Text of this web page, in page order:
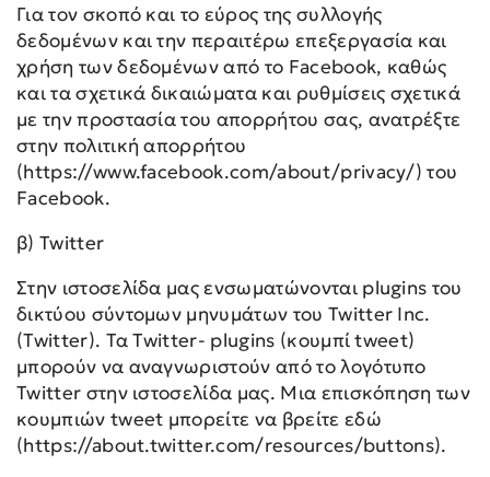
Για τον σκοπό και το εύρος της συλλογής
δεδομένων και την περαιτέρω επεξεργασία και
χρήση των δεδομένων από το Facebook, καθώς
και τα σχετικά δικαιώματα και ρυθμίσεις σχετικά
με την προστασία του απορρήτου σας, ανατρέξτε
στην πολιτική απορρήτου
(https://www.facebook.com/about/privacy/) του
Facebook.
β) Twitter
Στην ιστοσελίδα μας ενσωματώνονται plugins του
δικτύου σύντομων μηνυμάτων του Twitter Inc.
(Twitter). Τα Twitter- plugins (κουμπί tweet)
μπορούν να αναγνωριστούν από το λογότυπο
Twitter στην ιστοσελίδα μας. Μια επισκόπηση των
κουμπιών tweet μπορείτε να βρείτε εδώ
(https://about.twitter.com/resources/buttons).